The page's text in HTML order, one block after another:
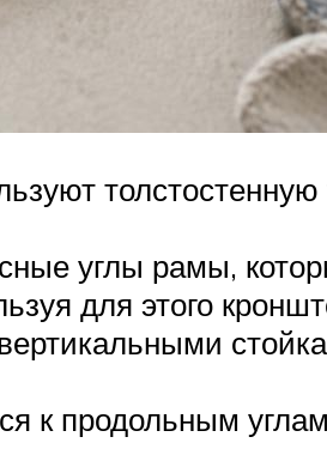
углы рамы,
для этого
к продольным